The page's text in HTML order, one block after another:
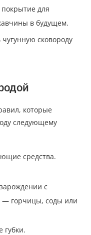
для
в будущем.
которые
следующему
средства.
с
— горчицы, соды или
губки.